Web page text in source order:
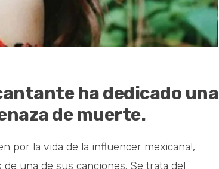
ha dedicado una
de muerte.
por la vida de la influencer mexicana!,
una de sus canciones. Se trata del